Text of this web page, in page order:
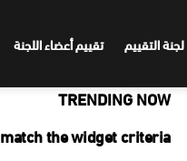
التقييم تقييم أعضاء اللجنة
TRENDING NOW
the widget criteria